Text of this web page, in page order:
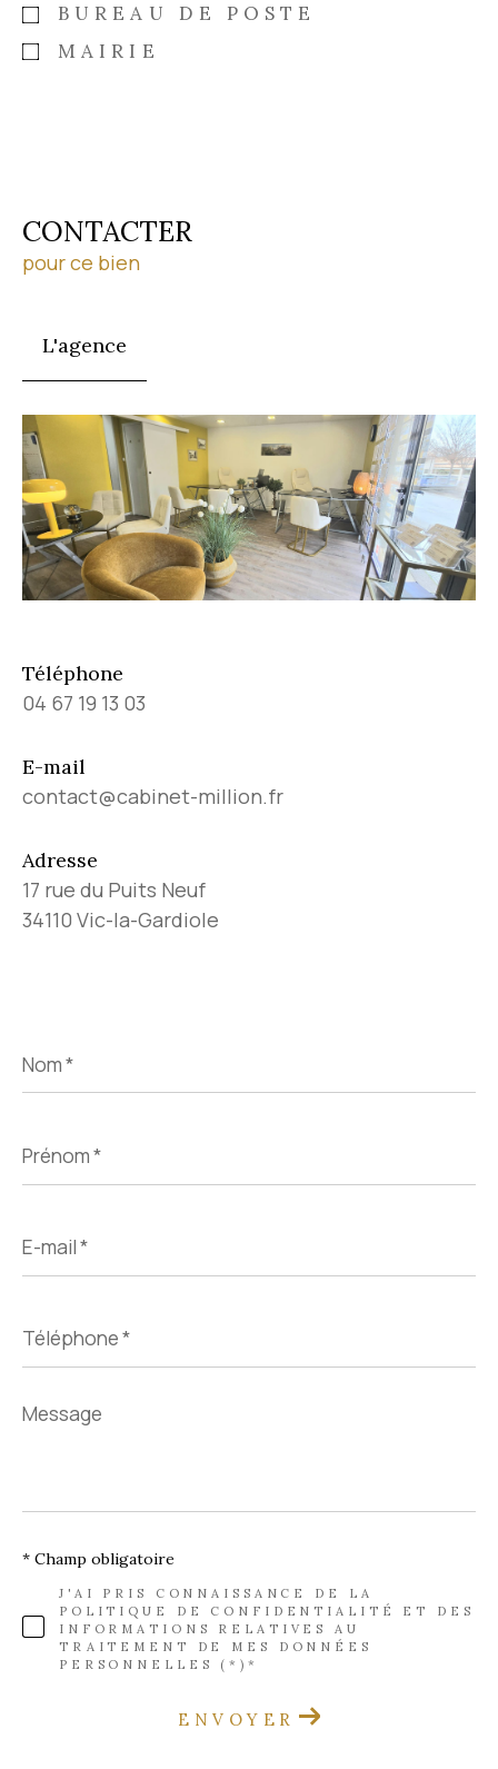
BUREAU DE POSTE
MAIRIE
CONTACTER
pour ce bien
L'agence
Téléphone
04 67 19 13 03
E-mail
contact@cabinet-million.fr
Adresse
17 rue du Puits Neuf
34110 Vic-la-Gardiole
*
*
mail
*
*
Message
*
J'AI PRIS CONNAISSANCE DE LA
POLITIQUE DE CONFIDENTIALITÉ ET DES
INFORMATIONS RELATIVES AU
TRAITEMENT DE MES DONNÉES
PERSONNELLES (*)*
* Champ obligatoire
ENVOYER